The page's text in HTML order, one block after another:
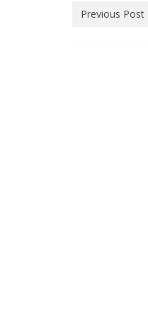
Previous Post